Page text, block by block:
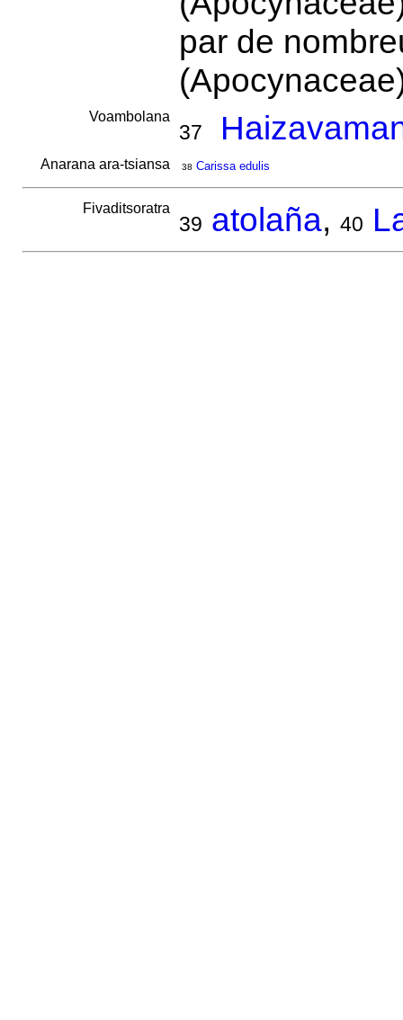
par de
Voambolana
37
Anarana ara-tsiansa 38 Carissa edulis
Fivaditsoratra
39 atolaña, 40